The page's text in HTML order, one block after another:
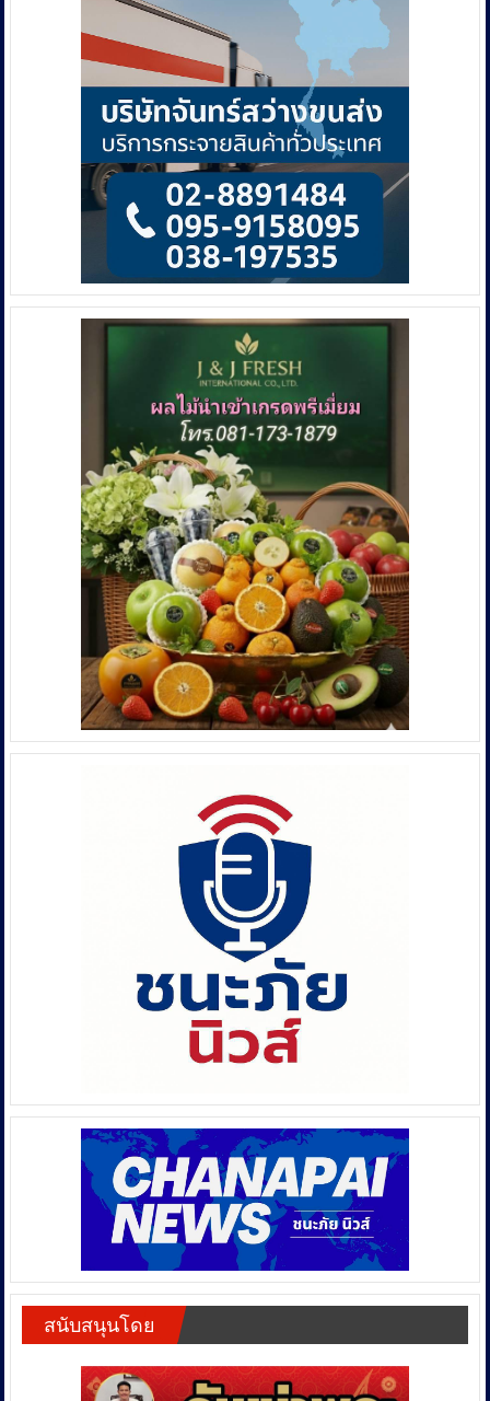
สนับสนุนโดย